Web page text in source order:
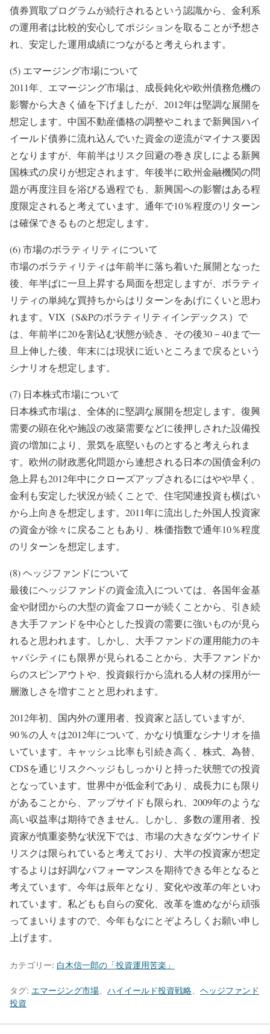
債券買取プログラムが続行されるという認識から、金利系
の運用者は比較的安心してポジションを取ることが予想さ
れ、安定した運用成績につながると考えられます。
(5) エマージング市場について
2011年、エマージング市場は、成長鈍化や欧州債務危機の
影響から大きく値を下げましたが、2012年は堅調な展開を
想定します。中国不動産価格の調整やこれまで新興国ハイ
イールド債券に流れ込んでいた資金の逆流がマイナス要因
となりますが、年前半はリスク回避の巻き戻しによる新興
国株式の戻りが想定されます。年後半に欧州金融機関の問
題が再度注目を浴びる過程でも、新興国への影響はある程
度限定されると考えています。通年で10％程度のリターン
は確保できるものと想定します。
(6) 市場のボラティリティについて
市場のボラティリティは年前半に落ち着いた展開となった
後、年半ばに一旦上昇する局面を想定しますが、ボラティ
リティの単純な買持ちからはリターンをあげにくいと思わ
れます。VIX（S&Pのボラティリティインデックス）で
は、年前半に20を割込む状態が続き、その後30－40まで一
旦上伸した後、年末には現状に近いところまで戻るという
シナリオを想定します。
(7) 日本株式市場について
日本株式市場は、全体的に堅調な展開を想定します。復興
需要の顕在化や施設の改築需要などに後押しされた設備投
資の増加により、景気を底堅いものとすると考えられま
す。欧州の財政悪化問題から連想される日本の国債金利の
急上昇も2012年中にクローズアップされるにはやや早く、
金利も安定した状況が続くことで、住宅関連投資も横ばい
から上向きを想定します。2011年に流出した外国人投資家
の資金が徐々に戻ることもあり、株価指数で通年10％程度
のリターンを想定します。
(8) ヘッジファンドについて
最後にヘッジファンドの資金流入については、各国年金基
金や財団からの大型の資金フローが続くことから、引き続
き大手ファンドを中心とした投資の需要に強いものが見ら
れると思われます。しかし、大手ファンドの運用能力のキ
ャパシティにも限界が見られることから、大手ファンドか
らのスピンアウトや、投資銀行から流れる人材の採用が一
層激しさを増すことと思われます。
2012年初、国内外の運用者、投資家と話していますが、
90％の人々は2012年について、かなり慎重なシナリオを描
いています。キャッシュ比率も引続き高く、株式、為替、
CDSを通じリスクヘッジもしっかりと持った状態での投資
となっています。世界中が低金利であり、成長力にも限り
があることから、アップサイドも限られ、2009年のような
高い収益率は期待できません。しかし、多数の運用者、投
資家が慎重姿勢な状況下では、市場の大きなダウンサイド
リスクは限られていると考えており、大半の投資家が想定
するよりは好調なパフォーマンスを期待できる年となると
考えています。今年は辰年となり、変化や改革の年といわ
れています。私どもも自らの変化、改革を進めながら頑張
ってまいりますので、今年もなにとぞよろしくお願い申し
上げます。
カテゴリー: 白木信一郎の「投資運用苦楽」
タグ: エマージング市場 ハイイールド投資戦略
ヘッジファンド
投資